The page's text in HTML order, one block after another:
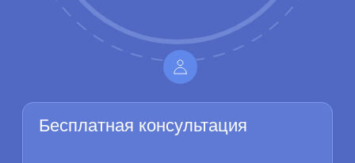
Пожизненная гарантия как на импланты от
Подбираем оптимальное решение,
учитывая анатомические особенности и